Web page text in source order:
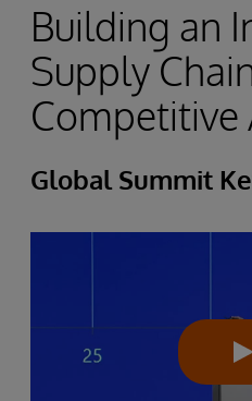
Building an
Supply
Competitive
Global Summit